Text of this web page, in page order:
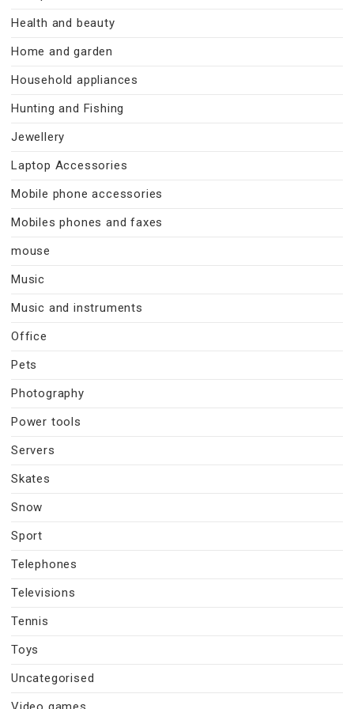
Health and beauty
Home and garden
Household appliances
Hunting and Fishing
Jewellery
Laptop Accessories
Mobile phone accessories
Mobiles phones and faxes
mouse
Music
Music and instruments
Office
Pets
Photography
Power tools
Servers
Skates
Snow
Sport
Telephones
Televisions
Tennis
Toys
Uncategorised